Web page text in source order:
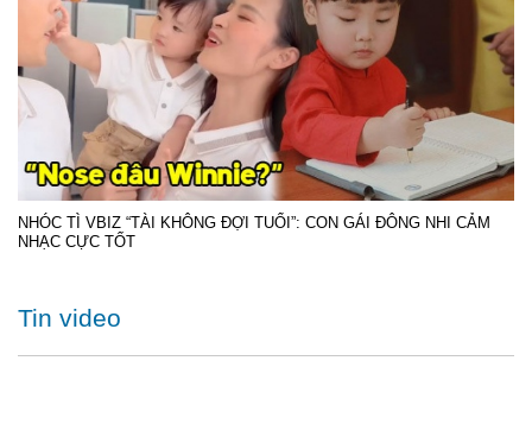
NHÓC TÌ VBIZ “TÀI KHÔNG ĐỢI TUỔI”: CON GÁI ĐÔNG NHI CẢM
NHẠC CỰC TỐT
Tin video